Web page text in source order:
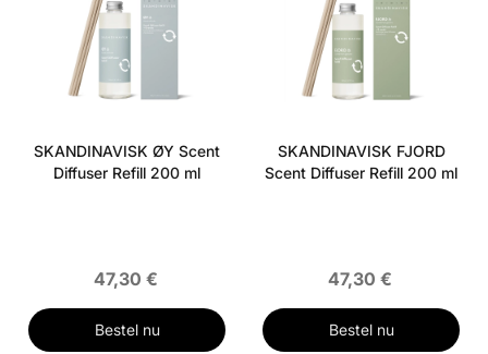
SKANDINAVISK ØY Scent
Diffuser Refill 200 ml
47,30 €
Bestel nu
SKANDINAVISK FJORD
Scent Diffuser Refill 200 ml
47,30 €
Bestel nu